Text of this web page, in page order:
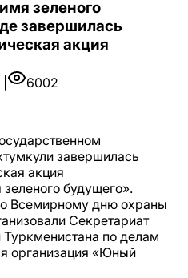
зеленого
завершилась
акция
6002
завершилась
акция
будущего».
Всемирному дню охраны
Секретариат
по делам
организация «Юный